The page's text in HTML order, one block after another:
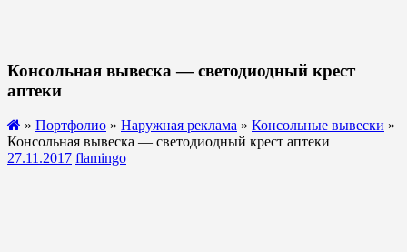
Консольная вывеска — светодиодный крест
аптеки
» Портфолио » Наружная реклама » Консольные вывески »
Консольная вывеска — светодиодный крест аптеки
27.11.2017 flamingo